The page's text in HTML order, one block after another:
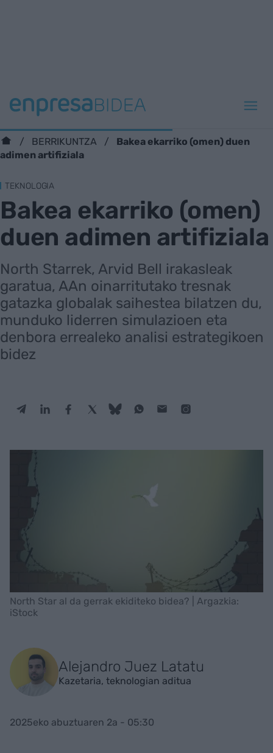
BERRIKUNTZA
Bakea ekarriko (omen) duen
adimen artifiziala
TEKNOLOGIA
Bakea ekarriko (omen)
duen adimen artifiziala
North Starrek, Arvid Bell irakasleak
garatua, AAn oinarritutako tresnak
gatazka globalak saihestea bilatzen du,
munduko liderren simulazioen eta
denbora errealeko analisi estrategikoen
bidez
North Star al da gerrak ekiditeko bidea? | Argazkia:
iStock
Alejandro Juez Latatu
Kazetaria, teknologian aditua
2025eko abuztuaren 2a - 05:30